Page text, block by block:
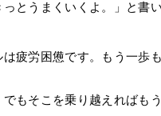
とうまくいくよ。」と書
疲労困憊です。もう一歩
もそこを乗り越えればも